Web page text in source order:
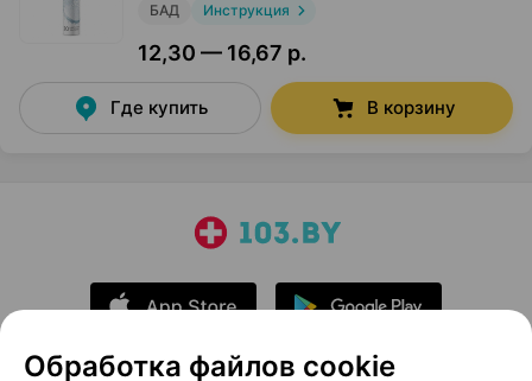
БАД Инструкция
12,30 — 16,67 р.
Где купить В корзину
Обработка файлов cookie